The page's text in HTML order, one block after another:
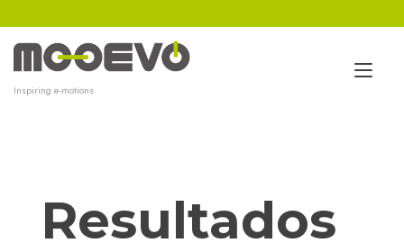
al
contenido
Inspiring e-motions
Resultados